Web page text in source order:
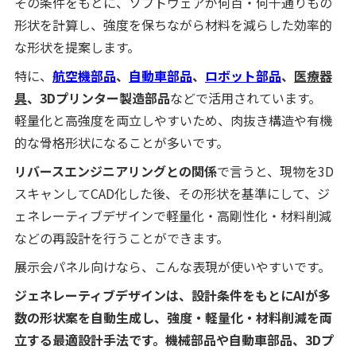
形状を計算し、強度を保ちながら材料を減らした効率的
な形状を提案します。
特に、 航空機部品、 自動車部品、 ロボット部品、 医療器
具、3Dプリンター製造部品などで活用されています。
軽量化と高強度を両立しやすいため、肉抜き構造や有機
的な骨格形状になることが多いです。
リバースエンジニアリングとの関係で言うと、現物を3D
スキャンしてCAD化した後、その形状を基準にして、ジ
ェネレーティブデザインで軽量化・高剛性化・材料削減
などの再設計を行うことができます。
展示会パネル向けなら、こんな表現が使いやすいです。
ジェネレーティブデザインは、設計条件をもとにAIが多
数の形状案を自動生成し、強度・軽量化・材料削減を両
立する最適設計手法です。機械部品や自動車部品、3Dプ